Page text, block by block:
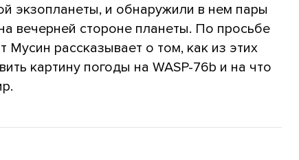
экзопланеты, и обнаружили в нем пары
вечерней стороне планеты. По просьбе
рассказывает о том, как из этих
картину погоды на WASP-76b и на что